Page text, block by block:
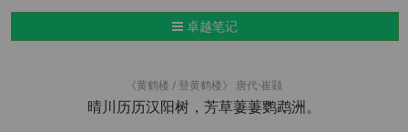
导航切换
卓越笔记
《黄鹤楼 / 登黄鹤楼》 唐代·崔颢
晴川历历汉阳树，芳草萋萋鹦鹉洲。